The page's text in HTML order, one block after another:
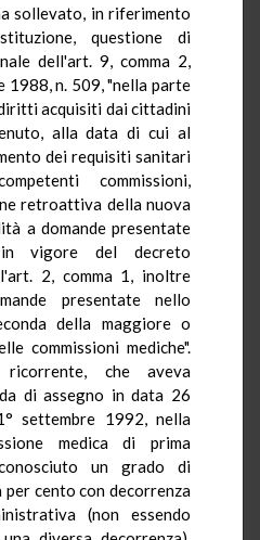
sollevato, in riferimento
questione di
dell'art. 9, comma 2,
1988, n. 509, "nella parte
acquisiti dai cittadini
alla data di cui al
dei requisiti sanitari
commissioni,
retroattiva della nuova
a domande presentate
vigore del decreto
2, comma 1, inoltre
presentate nello
della maggiore o
commissioni mediche".
che aveva
di assegno in data 26
settembre 1992, nella
medica di prima
un grado di
cento con decorrenza
(non essendo